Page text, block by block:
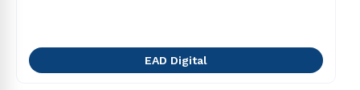
EAD Digital